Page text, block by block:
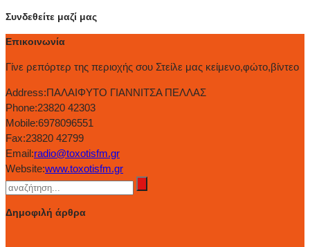
Συνδεθείτε μαζί μας
Επικοινωνία
Γίνε ρεπόρτερ της περιοχής σου Στείλε μας κείμενο,φώτο,βίντεο
Address:ΠΑΛΑΙΦΥΤΟ ΓΙΑΝΝΙΤΣΑ ΠΕΛΛΑΣ
Phone:23820 42303
Mobile:6978096551
Fax:23820 42799
Email:radio@toxotisfm.gr
Website:www.toxotisfm.gr
Δημοφιλή άρθρα